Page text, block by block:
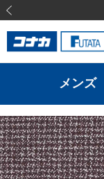
前の画像
メンズ